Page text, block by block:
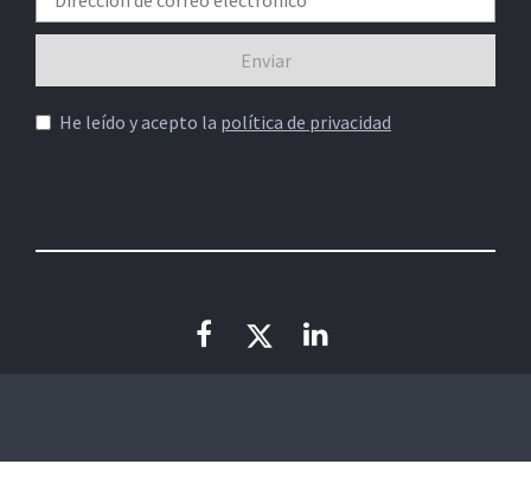
He leído y acepto la política de privacidad